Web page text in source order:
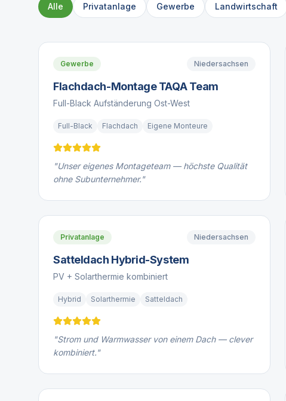
Alle Privatanlage Gewerbe Landwirtschaft
Gewerbe Niedersachsen
Flachdach-Montage TAQA Team
Full-Black Aufständerung Ost-West
Full-Black Flachdach Eigene Monteure
"Unser eigenes Montageteam — höchste Qualität
ohne Subunternehmer."
Privatanlage Niedersachsen
Satteldach Hybrid-System
PV + Solarthermie kombiniert
Hybrid Solarthermie Satteldach
"Strom und Warmwasser von einem Dach — clever
kombiniert."